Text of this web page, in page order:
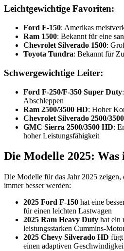
Leichtgewichtige Favoriten:
Ford F-150: Amerikas
Ram 1500: Bekannt für eine
Chevrolet Silverado 1500:
Toyota Tundra: Bekannt für
Schwergewichtige Leiter:
Ford F-250/F-350 Super Duty
Abschleppen
Ram 2500/3500 HD: Hoher
Chevrolet Silverado 2500/
GMC Sierra 2500/3500 HD:
hoher Leistungsfähigkeit
Die Modelle 2025: Was
Die Modelle für das Jahr 2025
immer besser werden:
2025 Ford F-150 hat eine
für einen leichten Lastwagen
2025 Ram Heavy Duty hat ein
leistungsstarken Cummins-
2025 Chevy Silverado HD fügt
einen adaptiven